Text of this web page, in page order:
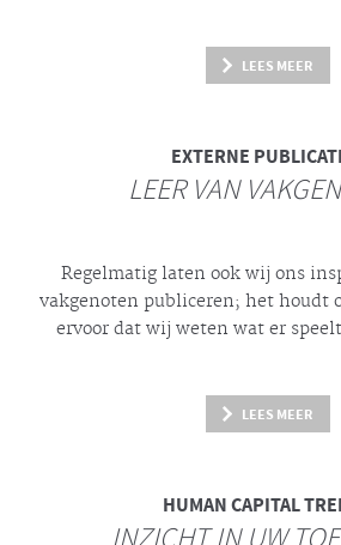
LEES MEER
EXTERNE
LEER VAN
Regelmatig laten ook wij ons
vakgenoten publiceren; het houdt
ervoor dat wij weten wat er
LEES MEER
HUMAN CAPITAL